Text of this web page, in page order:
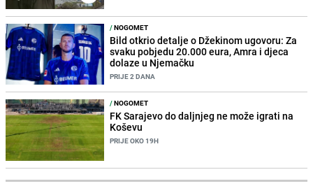
/NOGOMET
Bild otkrio detalje o Džekinom ugovoru: Za
svaku pobjedu 20.000 eura, Amra i djeca
dolaze u Njemačku
PRIJE 2 DANA
/NOGOMET
FK Sarajevo do daljnjeg ne može igrati na
Koševu
PRIJE OKO 19H